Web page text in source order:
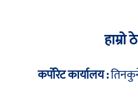
हाम्रो
कर्पोरेट कार्यालय :